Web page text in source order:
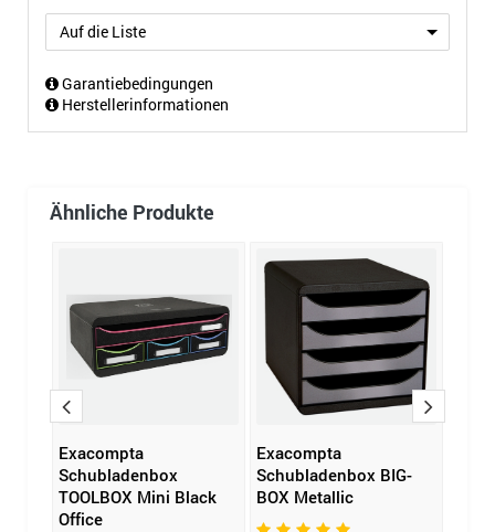
Auf die Liste
Garantiebedingungen
Herstellerinformationen
Ähnliche Produkte
Exacompta
Schubladenbox
TOOLBOX Mini Black
Office
Exacompta
Schubladenbox BIG-
BOX Metallic